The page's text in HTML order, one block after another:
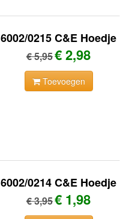
6002/0215 C&E Hoedje
€ 5,95€ 2,98
Toevoegen
6002/0214 C&E Hoedje
€ 3,95€ 1,98